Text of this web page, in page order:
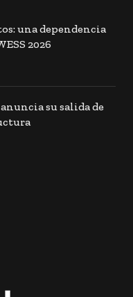
una dependencia
2026
su salida de